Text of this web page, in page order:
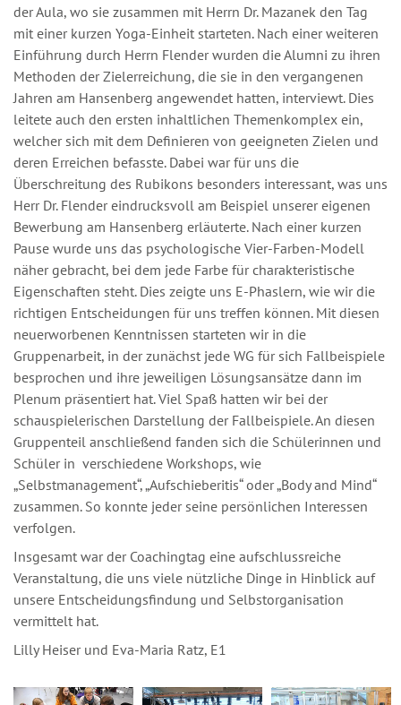
der Aula, wo sie zusammen mit Herrn Dr. Mazanek den Tag
mit einer kurzen Yoga-Einheit starteten. Nach einer weiteren
Einführung durch Herrn Flender wurden die Alumni zu ihren
Methoden der Zielerreichung, die sie in den vergangenen
Jahren am Hansenberg angewendet hatten, interviewt. Dies
leitete auch den ersten inhaltlichen Themenkomplex ein,
welcher sich mit dem Definieren von geeigneten Zielen und
deren Erreichen befasste. Dabei war für uns die
Überschreitung des Rubikons besonders interessant, was uns
Herr Dr. Flender eindrucksvoll am Beispiel unserer eigenen
Bewerbung am Hansenberg erläuterte. Nach einer kurzen
Pause wurde uns das psychologische Vier-Farben-Modell
näher gebracht, bei dem jede Farbe für charakteristische
Eigenschaften steht. Dies zeigte uns E-Phaslern, wie wir die
richtigen Entscheidungen für uns treffen können. Mit diesen
neuerworbenen Kenntnissen starteten wir in die
Gruppenarbeit, in der zunächst jede WG für sich Fallbeispiele
besprochen und ihre jeweiligen Lösungsansätze dann im
Plenum präsentiert hat. Viel Spaß hatten wir bei der
schauspielerischen Darstellung der Fallbeispiele. An diesen
Gruppenteil anschließend fanden sich die Schülerinnen und
Schüler in verschiedene Workshops, wie
„Selbstmanagement“, „Aufschieberitis“ oder „Body and Mind“
zusammen. So konnte jeder seine persönlichen Interessen
verfolgen.
Insgesamt war der Coachingtag eine aufschlussreiche
Veranstaltung, die uns viele nützliche Dinge in Hinblick auf
unsere Entscheidungsfindung und Selbstorganisation
vermittelt hat.
Lilly Heiser und Eva-Maria Ratz, E1